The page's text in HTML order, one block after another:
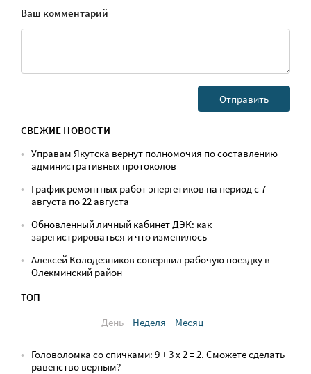
Ваш комментарий
СВЕЖИЕ НОВОСТИ
Управам Якутска вернут полномочия по составлению
административных протоколов
График ремонтных работ энергетиков на период с 7
августа по 22 августа
Обновленный личный кабинет ДЭК: как
зарегистрироваться и что изменилось
Алексей Колодезников совершил рабочую поездку в
Олекминский район
ТОП
День
Неделя Месяц
Головоломка со спичками: 9 + 3 х 2 = 2. Сможете сделать
равенство верным?